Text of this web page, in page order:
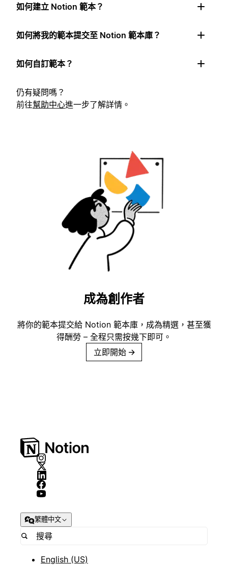
如何建立 Notion 範本？
如何將我的範本提交至 Notion 範本庫？
如何自訂範本？
仍有疑問嗎？
前往幫助中心進一步了解詳情。
成為創作者
將你的範本提交給 Notion 範本庫，成為精選，甚至獲
得酬勞 – 全程只需按幾下即可。
立即開始 →
繁體中文
English (US)